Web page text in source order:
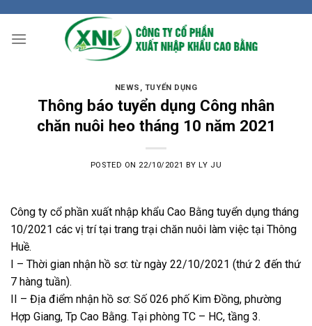
content
NEWS , TUYỂN DỤNG
Thông báo tuyển dụng Công nhân
chăn nuôi heo tháng 10 năm 2021
POSTED ON 22/10/2021 BYLY JU
Công ty cổ phần xuất nhập khẩu Cao Bằng tuyển dụng tháng
10/2021 các vị trí tại trang trại chăn nuôi làm việc tại Thông
Huề.
I – Thời gian nhận hồ sơ: từ ngày 22/10/2021 (thứ 2 đến thứ
7 hàng tuần).
II – Địa điểm nhận hồ sơ: Số 026 phố Kim Đồng, phường
Hợp Giang, Tp Cao Bằng. Tại phòng TC – HC, tầng 3.